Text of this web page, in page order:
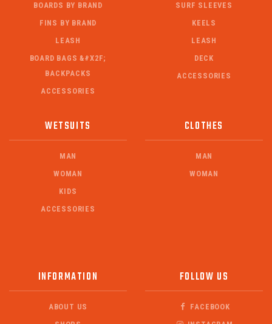
BOARDS BY BRAND
FINS BY BRAND
LEASH
BOARD BAGS &#X2F;
BACKPACKS
ACCESSORIES
SURF SLEEVES
KEELS
LEASH
DECK
ACCESSORIES
WETSUITS
MAN
WOMAN
KIDS
ACCESSORIES
CLOTHES
MAN
WOMAN
INFORMATION
ABOUT US
FOLLOW US
FACEBOOK